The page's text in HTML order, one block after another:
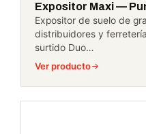
Expositor Maxi —
Expositor de suelo de
distribuidores y
surtido Duo…
Ver producto